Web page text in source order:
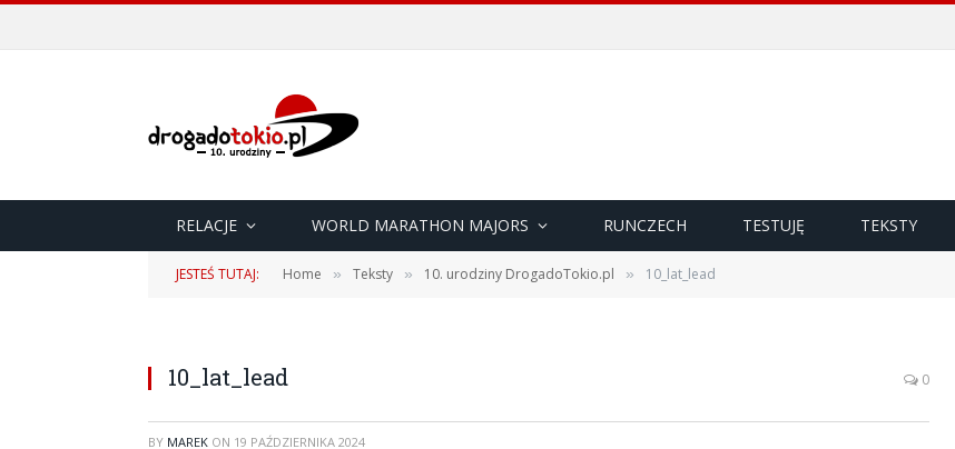
RELACJE WORLD MARATHON MAJORS RUNCZECH TESTUJĘ TEKSTY
JESTEŚ TUTAJ: Home » Teksty » 10. urodziny DrogadoTokio.pl » 10_lat_lead
10_lat_lead 0
BY MAREK ON 19 PAŹDZIERNIKA 2024